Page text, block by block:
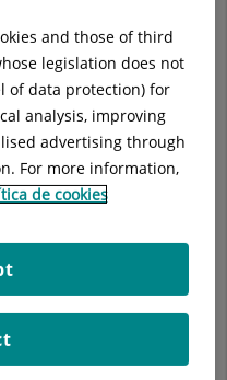
and those of third
legislation does not
of data protection) for
analysis, improving
advertising through
For more information,
de cookies